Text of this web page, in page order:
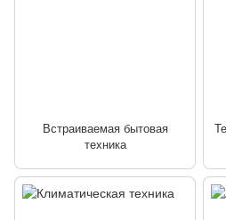
Встраиваемая бытовая
техника